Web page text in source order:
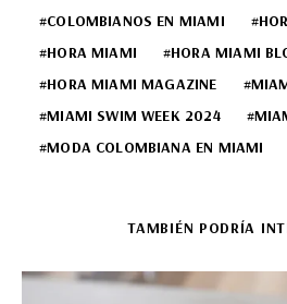
COLOMBIANOS EN MIAMI
HORA MIAMI
HORA MIAMI
HORA MIAMI MAGAZINE
MIAMI SWIM WEEK 2024
MODA COLOMBIANA EN MIAMI
TAMBIÉN PODRÍA